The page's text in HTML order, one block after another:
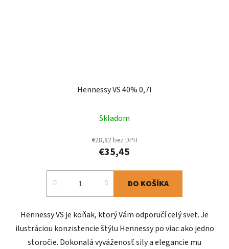
Hennessy VS 40% 0,7l
Skladom
€28,82 bez DPH
€35,45
DO KOŠÍKA
Hennessy VS je koňak, ktorý Vám odporučí celý svet. Je
ilustráciou konzistencie štýlu Hennessy po viac ako jedno
storočie. Dokonalá vyváženosť sily a elegancie mu